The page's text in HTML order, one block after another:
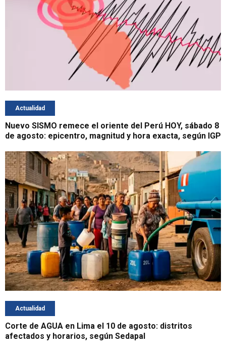
Actualidad
Nuevo SISMO remece el oriente del Perú HOY, sábado 8
de agosto: epicentro, magnitud y hora exacta, según IGP
Actualidad
Corte de AGUA en Lima el 10 de agosto: distritos
afectados y horarios, según Sedapal